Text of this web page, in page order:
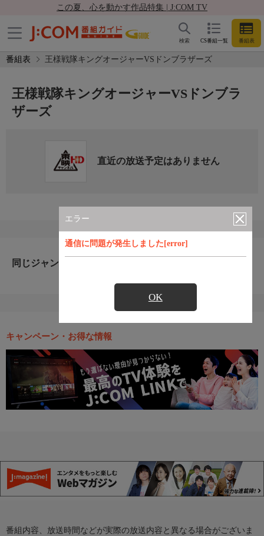
この夏、心を動かす作品特集 | J:COM TV
CS番組一覧 番組表
検索
番組表 王様戦隊キングオージャーVSドンブラザーズ
エラー
通信に問題が発生しました[error]
OK
王様戦隊キングオージャーVSドンブラ
ザーズ
直近の放送予定はありません
同じジャンルのおすすめ番組
キャンペーン・お得な情報
番組内容、放送時間などが実際の放送内容と異なる場合がございま